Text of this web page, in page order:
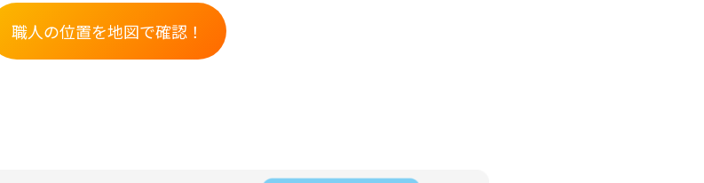
職人の位置を地図で確認！